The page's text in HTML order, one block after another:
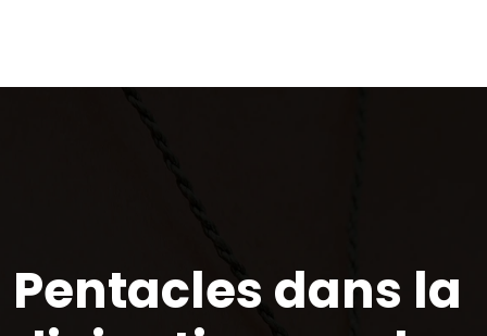
Pentacles dans la